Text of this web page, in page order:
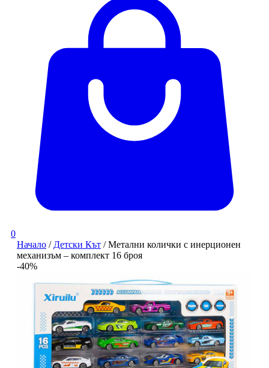
0
Начало / Детски Кът / Метални колички с инерционен
механизъм – комплект 16 броя
-40%